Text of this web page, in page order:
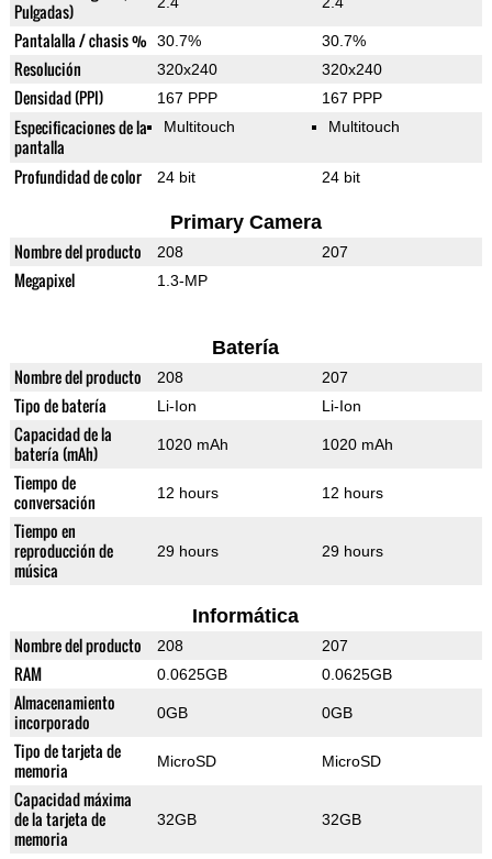
Pulgadas)
Pantalalla / chasis % 30.7% 30.7%
Resolución 320x240 320x240
Densidad (PPI) 167 PPP 167 PPP
Especificaciones de la
pantalla
Multitouch Multitouch
Profundidad de color 24 bit 24 bit
Primary Camera
Nombre del producto 208 207
Megapixel 1.3-MP
Batería
Nombre del producto 208 207
Tipo de batería Li-Ion Li-Ion
Capacidad de la
batería (mAh)
1020 mAh 1020 mAh
Tiempo de
conversación
12 hours 12 hours
Tiempo en
reproducción de
música
29 hours 29 hours
Informática
Nombre del producto 208 207
RAM 0.0625GB 0.0625GB
Almacenamiento
incorporado
0GB 0GB
Tipo de tarjeta de
memoria
MicroSD MicroSD
Capacidad máxima
de la tarjeta de
memoria
32GB 32GB